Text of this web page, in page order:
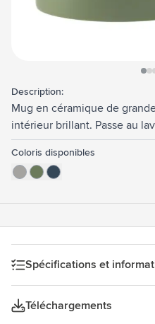
Description:
Mug en céramique de
intérieur brillant. Passe au
résistante au lave-vaisselle
Capacité 350 ml.
Coloris disponibles
Spécifications et
Téléchargements